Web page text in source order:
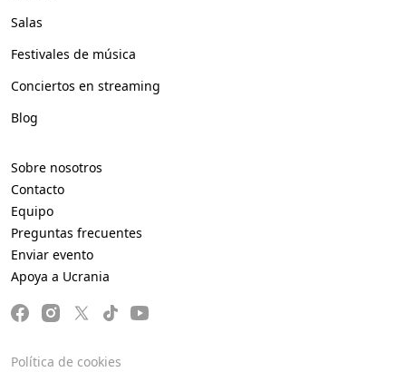
Salas
Festivales de música
Conciertos en streaming
Blog
Sobre nosotros
Contacto
Equipo
Preguntas frecuentes
Enviar evento
Apoya a Ucrania
Política de cookies